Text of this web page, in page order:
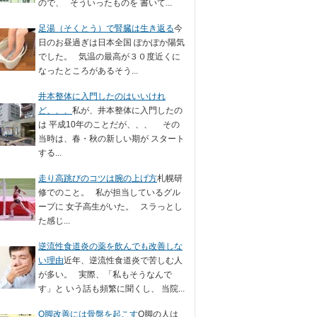
ので、 そういったものを 書いて...
足湯（そくとう）で腎臓は生き返る今
日のお昼過ぎは日本全国 ぽかぽか陽気
でした。 気温の最高が３０度近くに
なったところがあるそう...
井本整体に入門したのはいいけれ
ど、、、 私が、井本整体に入門したの
は 平成10年のことだが、、、 その
当時は、春・秋の新しい期が スタート
する...
走り高跳びのコツは腕の上げ方札幌研
修でのこと。 私が担当しているグル
ープに 女子高生がいた。 スラっとし
た感じ...
逆流性食道炎の薬を飲んでも改善しな
い理由近年、逆流性食道炎で苦しむ人
が多い。 実際、「私もそうなんで
す」と いう話も頻繁に聞くし、 当院...
O脚改善には骨盤を起こすO脚の人は